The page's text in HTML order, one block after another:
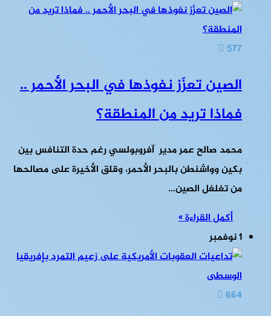
577
الصين تعزّز نفوذها في البحر الأحمر ..
فماذا تريد من المنطقة؟
محمد صالح عمر مدير آفروبولسي رغم حدة التنافس بين
بكين وواشنطن بالبحر الأحمر، وقلق الأخيرة على مصالحها
من تغلغل الصين…
أكمل القراءة »
1 نوفمبر
664